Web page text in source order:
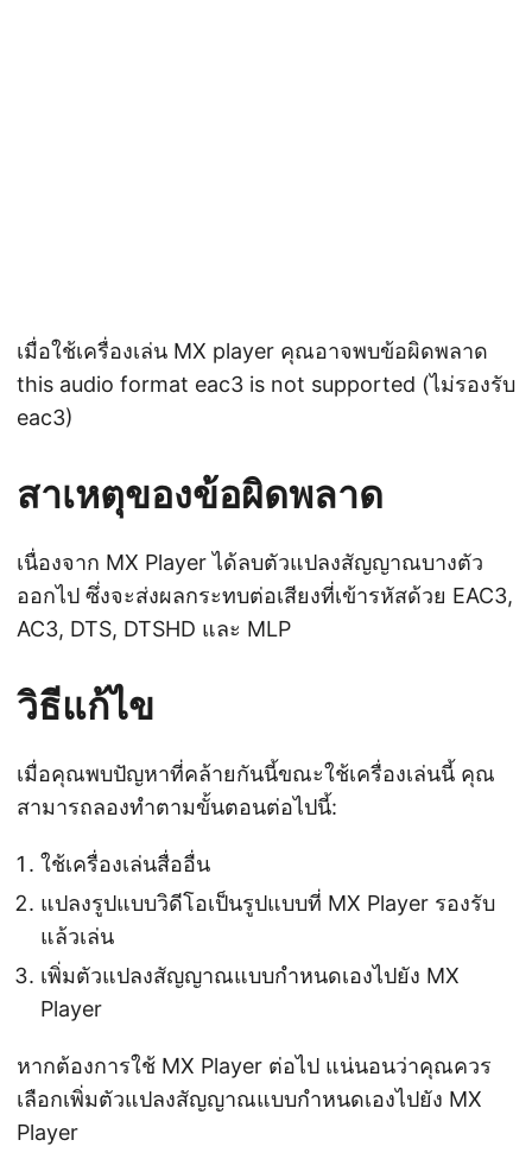
เมื่อใช้เครื่องเล่น MX player คุณอาจพบข้อผิดพลาด
this audio format eac3 is not supported (ไม่รองรับ
eac3)
สาเหตุของข้อผิดพลาด
เนื่องจาก MX Player ได้ลบตัวแปลงสัญญาณบางตัว
ออกไป ซึ่งจะส่งผลกระทบต่อเสียงที่เข้ารหัสด้วย EAC3,
AC3, DTS, DTSHD และ MLP
วิธีแก้ไข
เมื่อคุณพบปัญหาที่คล้ายกันนี้ขณะใช้เครื่องเล่นนี้ คุณ
สามารถลองทำตามขั้นตอนต่อไปนี้:
ใช้เครื่องเล่นสื่ออื่น
แปลงรูปแบบวิดีโอเป็นรูปแบบที่ MX Player รองรับ
แล้วเล่น
เพิ่มตัวแปลงสัญญาณแบบกำหนดเองไปยัง MX
Player
หากต้องการใช้ MX Player ต่อไป แน่นอนว่าคุณควร
เลือกเพิ่มตัวแปลงสัญญาณแบบกำหนดเองไปยัง MX
Player